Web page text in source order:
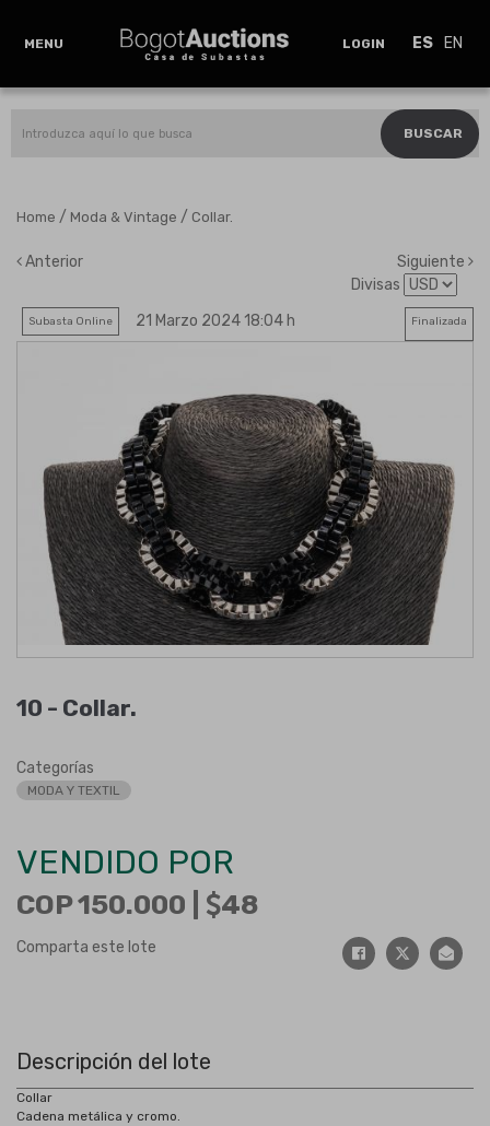
MENU LOGIN ES EN
BUSCAR
Home / Moda & Vintage / Collar.
Anterior
Siguiente
Divisas
Subasta Online 21 Marzo 2024 18:04 h Finalizada
10 - Collar.
Categorías
MODA Y TEXTIL
VENDIDO POR
COP 150.000 | 48
Comparta este lote
Descripción del lote
Collar
Cadena metálica y cromo.